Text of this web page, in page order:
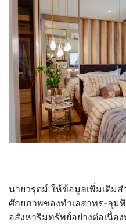
นายวรุตม์ ให้ข้อมูลเพิ่มเติม
ศักยภาพของทำเลสาทร-ลุม
อสังหาริมทรัพย์อย่างต่อเนื่อ